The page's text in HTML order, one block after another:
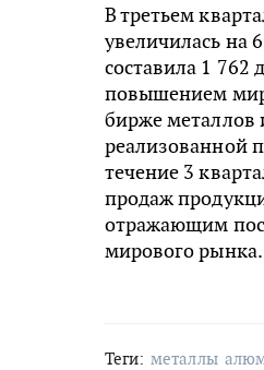
В третьем
увеличилась на
составила 1
повышением
бирже металлов
реализованной
течение 3
продаж
отражающим
мирового рынка.
Теги: металлы